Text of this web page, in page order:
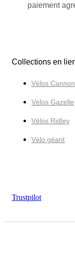
paiement
Collections en
Vélos
Vélos Gazelle
Vélos Ridley
Vélo géant
Trustpilot